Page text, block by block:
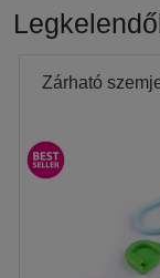
Zárható